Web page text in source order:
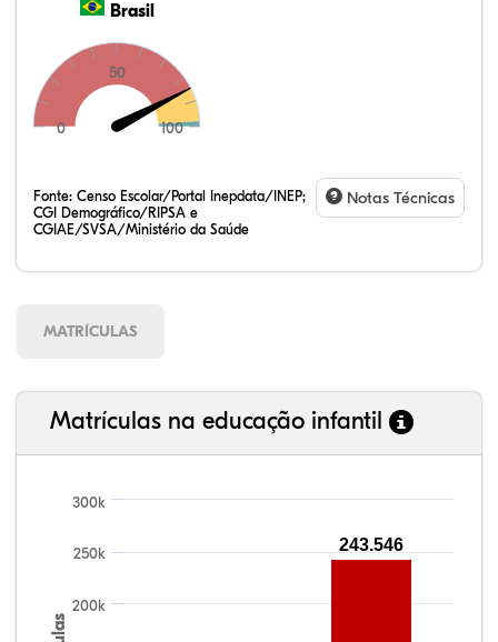
Brasil
0
50
100
Fonte: Censo Escolar/Portal Inepdata/INEP;
CGI Demográfico/RIPSA e
CGIAE/SVSA/Ministério da Saúde
Notas Técnicas
MATRÍCULAS
Matrículas na educação infantil
200k
250k
300k
243.546
99,81%
100,00%
88,82%
92,94%
78,33%